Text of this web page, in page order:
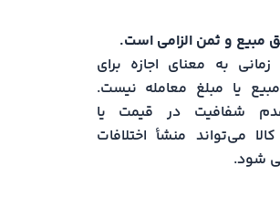
مبیع و ثمن الزامی است.
به معنای اجازه برای
یا مبلغ معامله نیست.
شفافیت در قیمت یا
می‌تواند منشأ اختلافات
شود.